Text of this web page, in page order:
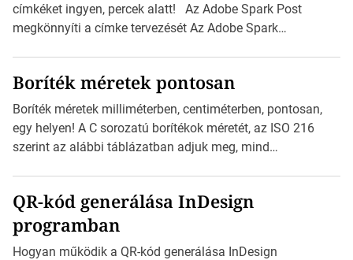
címkéket ingyen, percek alatt! Az Adobe Spark Post
megkönnyíti a címke tervezését Az Adobe Spark
igazán foroghatnak a kreatív fogaskerekek, miközben
zajlik a saját címke készítése. Hogyan készítsünk címkét?
Válasszon méretet és alakot: Válassza ki a kívánt címke
méretét. Akár néhány személyes […]
Boríték méretek pontosan
Boríték méretek milliméterben, centiméterben, pontosan,
egy helyen! A C sorozatú borítékok méretét, az ISO 216
szerint az alábbi táblázatban adjuk meg, mind
az A4-es papírlaphoz viszonyítva. Az amerikai és észak-
amerikai boríték méretére az ISO 216 nem vonatkozik.
Boríték méretének táblázata C0-tól C10-ig […]
QR-kód generálása InDesign
programban
Hogyan működik a QR-kód generálása InDesign